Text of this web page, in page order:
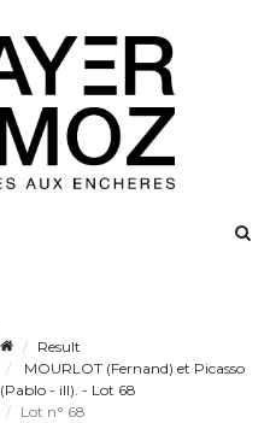
Result
MOURLOT (Fernand) et Picasso
(Pablo - ill). - Lot 68
Lot n° 68